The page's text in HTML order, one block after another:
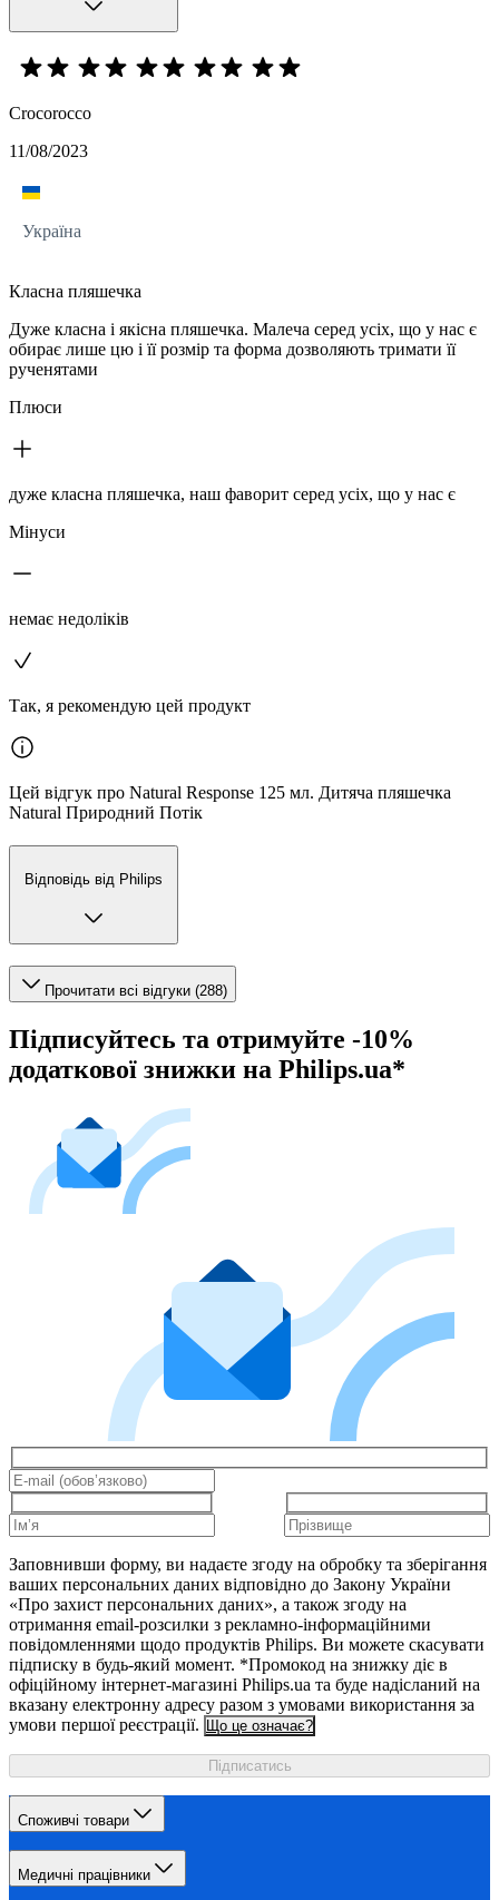
Crocorocco
11/08/2023
Україна
Класна пляшечка
Дуже класна і якісна пляшечка. Малеча серед усіх, що у нас є
обирає лише цю і її розмір та форма дозволяють тримати її
рученятами
Плюси
дуже класна пляшечка, наш фаворит серед усіх, що у нас є
Мінуси
немає недоліків
Так, я рекомендую цей продукт
Цей відгук про Natural Response 125 мл. Дитяча пляшечка
Natural Природний Потік
Відповідь від Philips
Прочитати всі відгуки (288)
Підписуйтесь та отримуйте -10%
додаткової знижки на Philips.ua*
Заповнивши форму, ви надаєте згоду на обробку та зберігання
ваших персональних даних відповідно до Закону України
«Про захист персональних даних», а також згоду на
отримання email-розсилки з рекламно-інформаційними
повідомленнями щодо продуктів Philips. Ви можете скасувати
підписку в будь-який момент. *Промокод на знижку діє в
офіційному інтернет-магазині Philips.ua та буде надісланий на
вказану електронну адресу разом з умовами використання за
умови першої реєстрації. Що це означає?
Підписатись
Споживчі товари
Медичні працівники